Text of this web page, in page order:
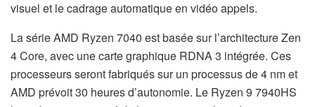
visuel et le cadrage automatique en vidéo appels.
La série AMD Ryzen 7040 est basée sur l’architecture Zen
4 Core, avec une carte graphique RDNA 3 intégrée. Ces
processeurs seront fabriqués sur un processus de 4 nm et
AMD prévoit 30 heures d’autonomie. Le Ryzen 9 7940HS